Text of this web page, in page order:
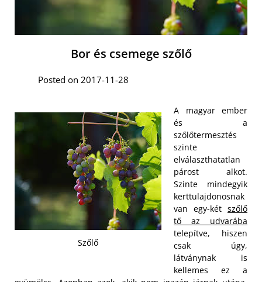
Bor és csemege szőlő
Posted on 2017-11-28
Szőlő
A magyar ember
és a
szőlőtermesztés
szinte
elválaszthatatlan
párost alkot.
Szinte mindegyik
kerttulajdonosnak
van egy-két szőlő
tő az udvarába
telepítve, hiszen
csak úgy,
látványnak is
kellemes ez a